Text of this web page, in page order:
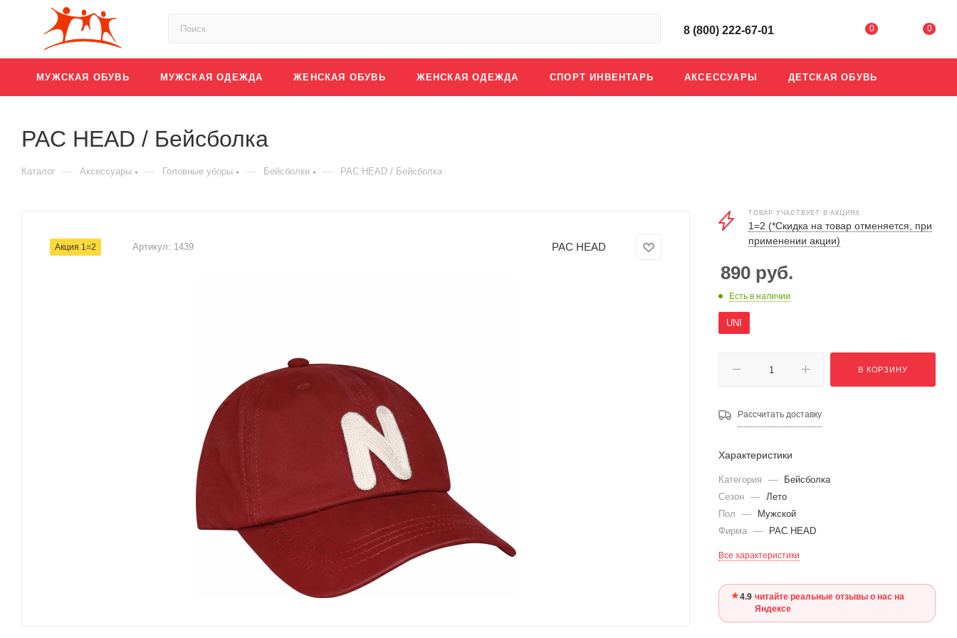
8 (800) 222-67-01 0 0
МУЖСКАЯ ОБУВЬ МУЖСКАЯ ОДЕЖДА ЖЕНСКАЯ ОБУВЬ ЖЕНСКАЯ ОДЕЖДА СПОРТ ИНВЕНТАРЬ АКСЕССУАРЫ ДЕТСКАЯ ОБУВЬ
PAC HEAD / Бейсболка
Каталог — Аксессуары — Головные уборы — Бейсболки — PAC HEAD / Бейсболка
Акция 1=2 Артикул: 1439 PAC HEAD
ТОВАР УЧАСТВУЕТ В АКЦИЯХ
1=2 (*Скидка на товар отменяется, при
применении акции)
890 руб.
Есть в наличии
UNI
В КОРЗИНУ
Рассчитать доставку
Характеристики
Категория —
Бейсболка
Сезон —
Лето
Пол
—
Мужской
Фирма — PAC HEAD
Все характеристики
★4.9·читайте реальные отзывы о нас на
Яндексе